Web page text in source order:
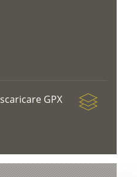
scaricare GPX